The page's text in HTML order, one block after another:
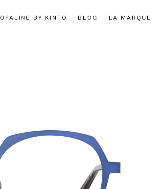
OPALINE BY KINTO BLOG LA MARQUE